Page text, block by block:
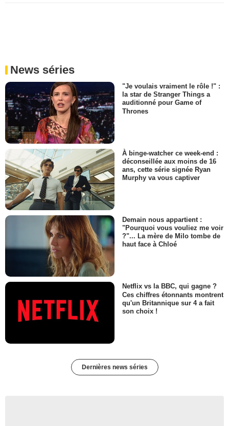
News séries
"Je voulais vraiment le rôle !" :
la star de Stranger Things a
auditionné pour Game of
Thrones
À binge-watcher ce week-end :
déconseillée aux moins de 16
ans, cette série signée Ryan
Murphy va vous captiver
Demain nous appartient :
"Pourquoi vous vouliez me voir
?"... La mère de Milo tombe de
haut face à Chloé
Netflix vs la BBC, qui gagne ?
Ces chiffres étonnants montrent
qu'un Britannique sur 4 a fait
son choix !
Dernières news séries